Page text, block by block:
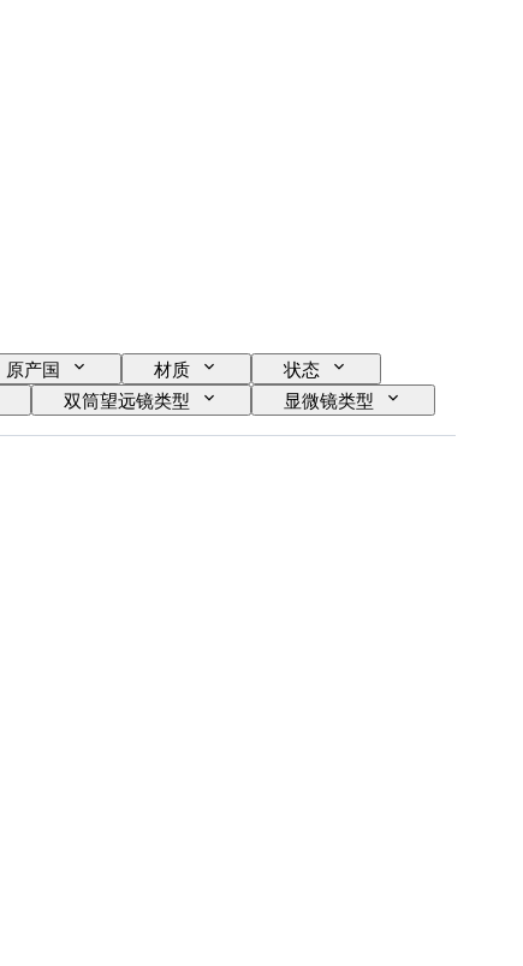
原产国 材质
状态
双筒望远镜类型
显微镜类型
胶片类型